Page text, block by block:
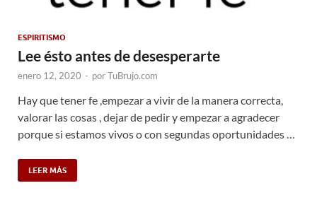
ESPIRITISMO
Lee ésto antes de desesperarte
enero 12, 2020 - porTuBrujo.com
Hay que tener fe ,empezar a vivir de la manera correcta,
valorar las cosas , dejar de pedir y empezar a agradecer
porque si estamos vivos o con segundas oportunidades …
LEER MÁS